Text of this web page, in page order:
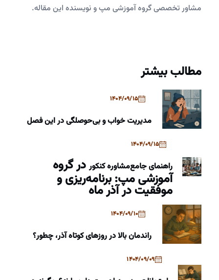
مشاور تخصصی گروه آموزشی مپ و نویسنده این مقاله.
مطالب بیشتر
1404/09/15
مدیریت خواب و بی‌حوصلگی در این فصل
1404/09/15
راهنمای جامعمشاوره کنکوردر گروه
آموزشی مپ: برنامه‌ریزی و
موفقیت در آذر ماه
1404/09/10
راندمان بالا در روزهای کوتاه آذر، چطور؟
1404/09/09